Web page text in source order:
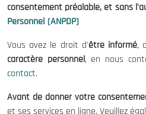
consentement préalable, et sans
Personnel (ANPDP)
Vous avez le droit d'être informé,
caractère personnel, en nous
contact.
Avant de donner votre
et ses services en ligne. Veuillez